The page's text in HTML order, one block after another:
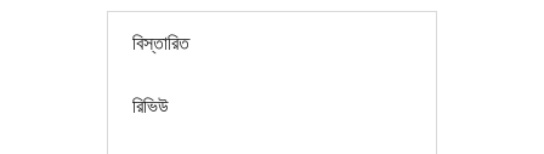
বিস্তারিত
রিভিউ